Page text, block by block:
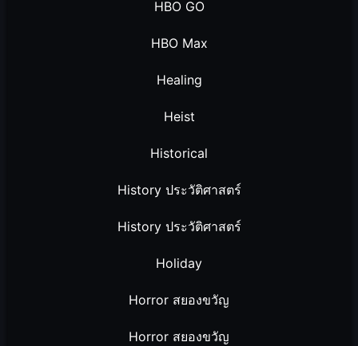
HBO GO
HBO Max
Healing
Heist
Historical
History ประวัติศาสตร์
History ประวัติศาสตร์
Holiday
Horror สยองขวัญ
Horror สยองขวัญ